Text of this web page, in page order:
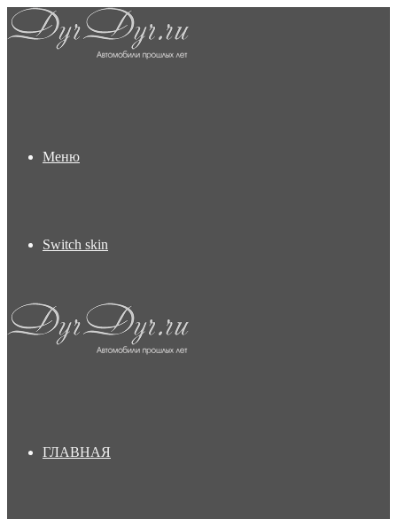
Меню
Switch skin
ГЛАВНАЯ